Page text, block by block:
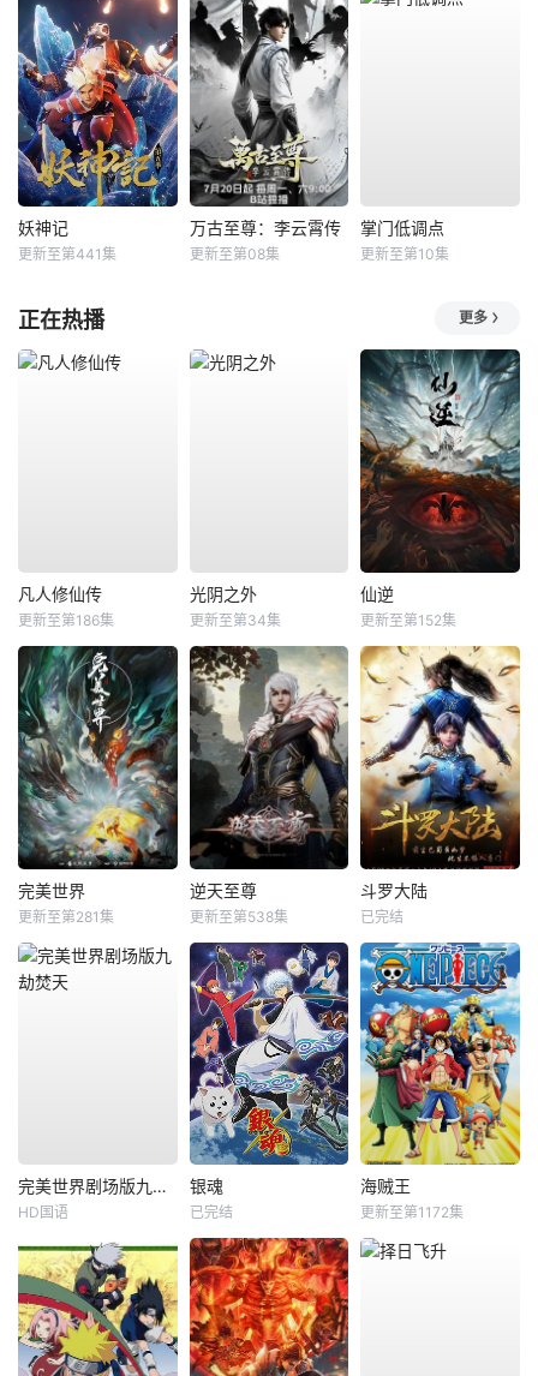
妖神记
更新至第441集
万古至尊：李云霄传
更新至第08集
掌门低调点
更新至第10集
正在热播 更多
凡人修仙传
更新至第186集
光阴之外
更新至第34集
仙逆
更新至第152集
完美世界
更新至第281集
逆天至尊
更新至第538集
斗罗大陆
已完结
完美世界剧场版九劫焚天
HD国语
银魂
已完结
海贼王
更新至第1172集